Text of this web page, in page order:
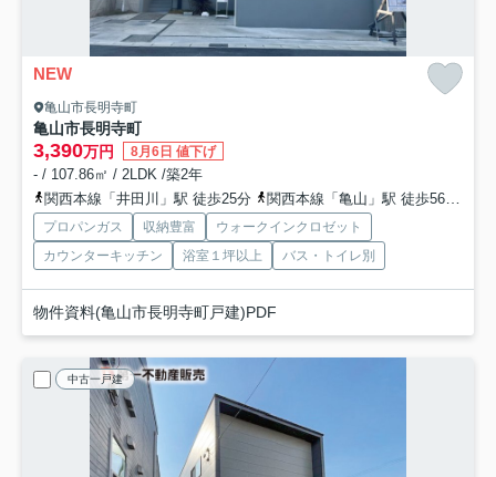
NEW
亀山市長明寺町
亀山市長明寺町
3,390万円 8月6日 値下げ
- / 107.86㎡ / 2LDK /築2年
関西本線「井田川」駅 徒歩25分
関西本線「亀山」駅 徒歩56分
プロパンガス 収納豊富
ウォークインクロゼット
カウンターキッチン
浴室１坪以上 バス・トイレ別
物件資料(亀山市長明寺町戸建)PDF
中古一戸建